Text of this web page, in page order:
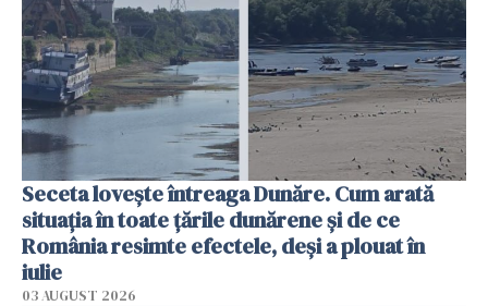
Seceta lovește întreaga Dunăre. Cum arată
situația în toate țările dunărene și de ce
România resimte efectele, deși a plouat în
iulie
03 AUGUST 2026